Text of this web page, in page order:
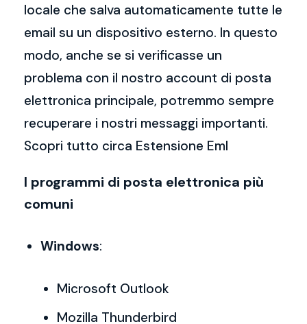
locale che salva automaticamente tutte le
email su un dispositivo esterno. In questo
modo, anche se si verificasse un
problema con il nostro account di posta
elettronica principale, potremmo sempre
recuperare i nostri messaggi importanti.
Scopri tutto circa Estensione Eml
I programmi di posta elettronica più
comuni
Windows:
Microsoft Outlook
Mozilla Thunderbird